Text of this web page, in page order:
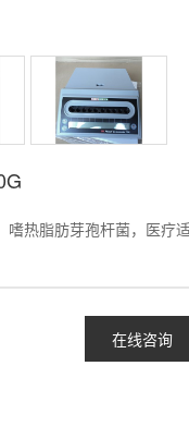
嗜热脂肪芽孢杆菌，医疗
在线咨询